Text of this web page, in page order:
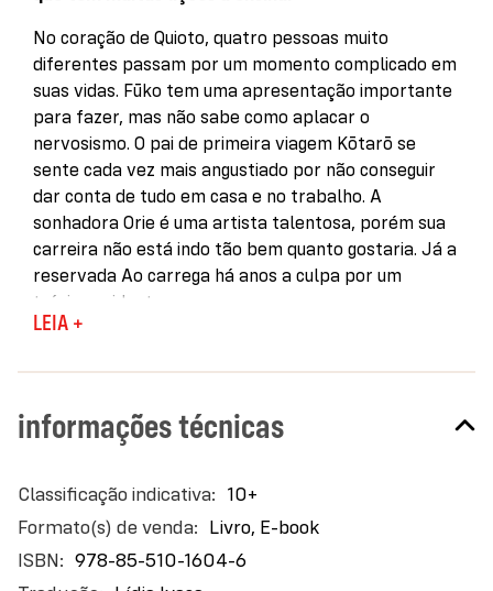
No coração de Quioto, quatro pessoas muito
diferentes passam por um momen­to complicado em
suas vidas. Fūko tem uma apresentação importante
para fazer, mas não sabe como aplacar o
nervosismo. O pai de primeira viagem Kōtarō se
sente cada vez mais angustiado por não conseguir
dar conta de tudo em casa e no trabalho. A
sonhadora Orie é uma artista talentosa, porém sua
carreira não está indo tão bem quanto gostaria. Já a
reservada Ao carrega há anos a culpa por um
trágico acidente.
conhecerão um lugar capaz de mudar tudo: a Clínica
levando gatinhos. Com o auxílio de bichanos
adoráveis, um médico peculiar e uma enfermeira
Mas qual a origem desse lugar tão enigmá­tico, que
receita gatos e ninguém sabe dizer exatamente onde
fica? E como funciona essa terapia tão incomum?
LEIA +
informações técnicas
Mais
informações
10+
Livro, E-book
978-85-510-1604-6